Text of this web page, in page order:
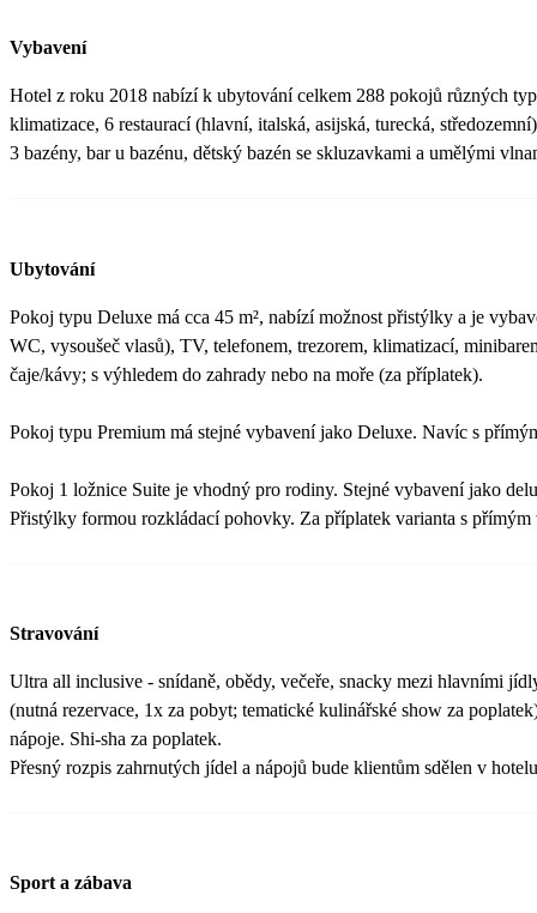
Vybavení
Hotel z roku 2018 nabízí k ubytování celkem 288 pokojů různých
klimatizace, 6 restaurací (hlavní, italská, asijská, turecká,
3 bazény, bar u bazénu, dětský bazén se skluzavkami a umělými
Ubytování
Pokoj typu Deluxe má cca 45 m², nabízí možnost přistýlky a je
WC, vysoušeč vlasů), TV, telefonem, trezorem, klimatizací,
čaje/kávy; s výhledem do zahrady nebo na moře (za příplatek).
Pokoj typu Premium má stejné vybavení jako Deluxe. Navíc s
Pokoj 1 ložnice Suite je vhodný pro rodiny. Stejné vybavení jako
Přistýlky formou rozkládací pohovky. Za příplatek varianta s přímým
Stravování
Ultra all inclusive - snídaně, obědy, večeře, snacky mezi hlavními
(nutná rezervace, 1x za pobyt; tematické kulinářské show za
nápoje. Shi-sha za poplatek.
Přesný rozpis zahrnutých jídel a nápojů bude klientům sdělen v
Sport a zábava